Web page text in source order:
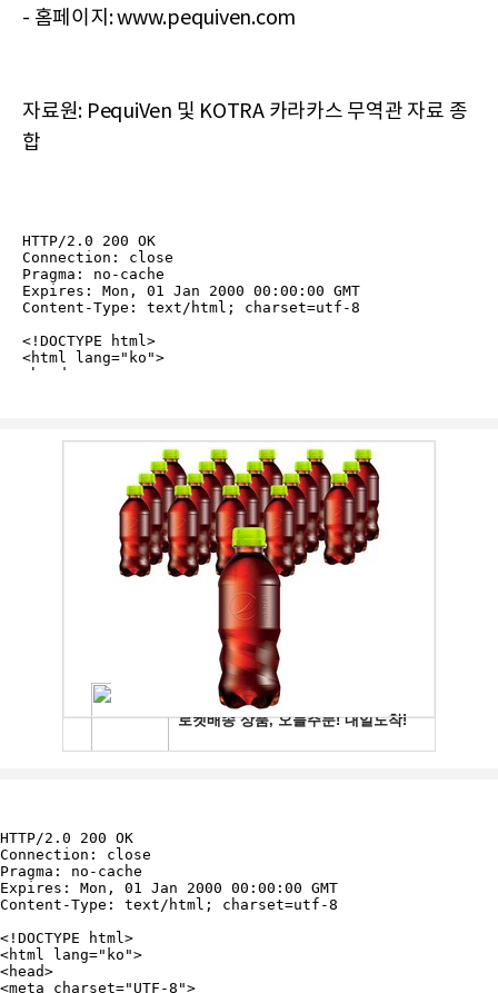
- 홈페이지: www.pequiven.com
자료원: PequiVen 및 KOTRA 카라카스 무역관 자료 종
합